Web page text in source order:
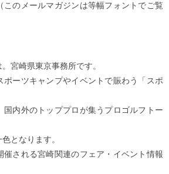
ジンは等幅フォントでご覧
宮崎県東京事務所です。
ーツキャンプやイベントで賑わう「スポ
国内外のトッププロが集うプロゴルフトー
となります。
される宮崎関連のフェア・イベント情報